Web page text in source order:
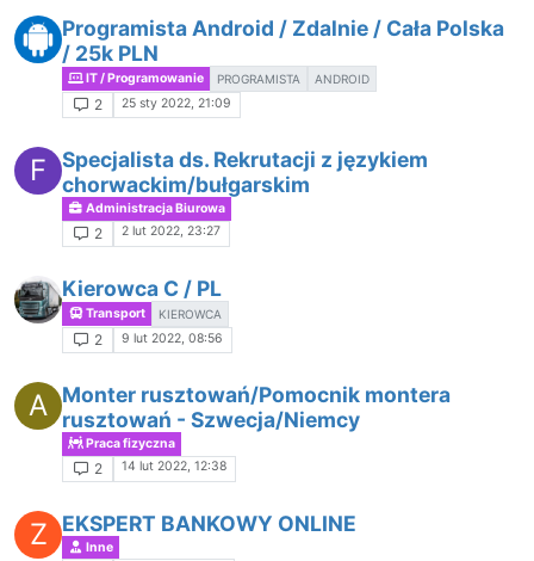
Programista Android / Zdalnie / Cała Polska
/ 25k PLN
IT / Programowanie PROGRAMISTA ANDROID
2 25 sty 2022, 21:09
F
Specjalista ds. Rekrutacji z językiem
chorwackim/bułgarskim
Administracja Biurowa
2 2 lut 2022, 23:27
Kierowca C / PL
Transport KIEROWCA
2 9 lut 2022, 08:56
A
Monter rusztowań/Pomocnik montera
rusztowań - Szwecja/Niemcy
Praca fizyczna
2 14 lut 2022, 12:38
Z EKSPERT BANKOWY ONLINE
Inne